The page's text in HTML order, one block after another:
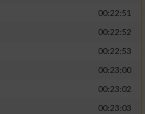
00:22:51
00:22:52
00:22:53
00:23:00
00:23:02
00:23:03